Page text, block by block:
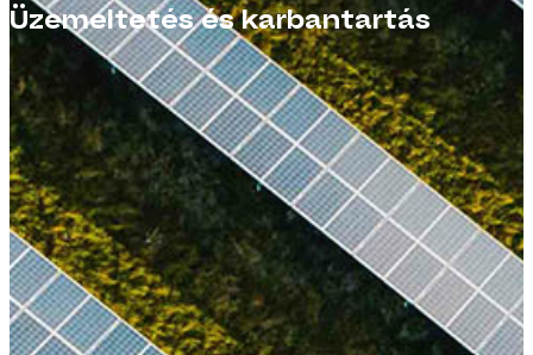
Üzemeltetés és karbantartás